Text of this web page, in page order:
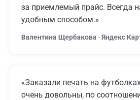
за приемлемый прайс. Всегда
удобным способом.»
Валентина Щербакова · Яндекс
«Заказали печать на
очень довольны, по